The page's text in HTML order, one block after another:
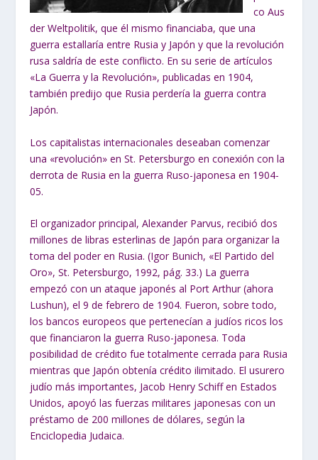
co Aus
der Weltpolitik, que él mismo financiaba, que una
guerra estallaría entre Rusia y Japón y que la revolución
rusa saldría de este conflicto. En su serie de artículos
«La Guerra y la Revolución», publicadas en 1904,
también predijo que Rusia perdería la guerra contra
Japón.
Los capitalistas internacionales deseaban comenzar
una «revolución» en St. Petersburgo en conexión con la
derrota de Rusia en la guerra Ruso-japonesa en 1904-
05.
El organizador principal, Alexander Parvus, recibió dos
millones de libras esterlinas de Japón para organizar la
toma del poder en Rusia. (Igor Bunich, «El Partido del
Oro», St. Petersburgo, 1992, pág. 33.) La guerra
empezó con un ataque japonés al Port Arthur (ahora
Lushun), el 9 de febrero de 1904. Fueron, sobre todo,
los bancos europeos que pertenecían a judíos ricos los
que financiaron la guerra Ruso-japonesa. Toda
posibilidad de crédito fue totalmente cerrada para Rusia
mientras que Japón obtenía crédito ilimitado. El usurero
judío más importantes, Jacob Henry Schiff en Estados
Unidos, apoyó las fuerzas militares japonesas con un
préstamo de 200 millones de dólares, según la
Enciclopedia Judaica.